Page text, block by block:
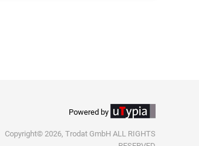
Powered by
Copyright© 2026, Trodat GmbH ALL RIGHTS